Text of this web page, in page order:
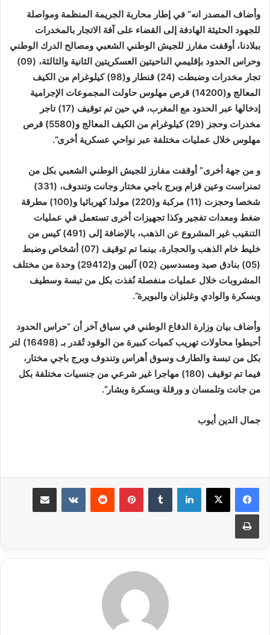
وأضاف المصدر انه” في إطار محاربة الجريمة المنظمة ومواصلة
للجهود الحثيثة الهادفة إلى القضاء على آفة الاتجار بالمخدرات
ببلادنا، أوقفت مفارز للجيش الوطني الشعبي ومصالح الدرك الوطني
وحراس الحدود بإقليمي الناحيتين العسكريتين الثانية والثالثة، (09)
تجار مخدرات وضبطت (24) قنطار و(98) كيلوغرام من الكيف
المعالج و(14200) قرص مهلوس حاولت المجموعات الإجرامية
إدخالها عبر الحدود مع المغرب، في حين تم توقيف (17) تاجر
مخدرات وحجز (29) كيلوغرام من الكيف المعالج و(5580) قرص
مهلوس خلال عمليات مختلفة عبر نواحي عسكرية أخرى”.
و من جهة أخرى” أوقفت مفارز للجيش الوطني الشعبي بكل من
تمنراست وعين قزام وبرج باجي مختار وجانت وتندوف، (331)
شخصا وحجزت (11) مركبة و(220) مولدا كهربائيا و(100) مطرقة
ضغط ومعدات تفجير وكذا تجهيزات أخرى تستعمل في عمليات
التنقيب غير المشروع عن الذهب، بالإضافة إلى (491) كيس من
خليط خام الذهب والحجارة، بينما تم توقيف (07) أشخاص وضبط
(05) بنادق صيد ومسدسين (02) آليين و(29412) وحدة من مختلف
المشروبات خلال عمليات منفصلة نُفذت بكل من تبسة وسطيف
وبسكرة والوادي وغليزان والبويرة”.
وأضاف بيان وزارة الدفاع الوطني في سياق آخر أن “حراس الحدود
أحبطوا محاولات تهريب كميات كبيرة من الوقود تُقدر بـ (16498) لتر
بكل من تبسة والطارف وسوق أهراس وتندوف وبرج باجي مختار،
فيما تم توقيف (180) مهاجرا غير شرعي من جنسيات مختلفة بكل
من جانت وتلمسان و ورقلة وبسكرة وبشار”.
جمال الدين أيوب
لينكدإن بينتيريست
طباعة